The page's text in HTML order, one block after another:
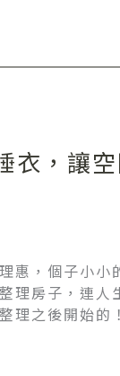
衣，讓
惠，個子小
理房子，連
理之後開始的！